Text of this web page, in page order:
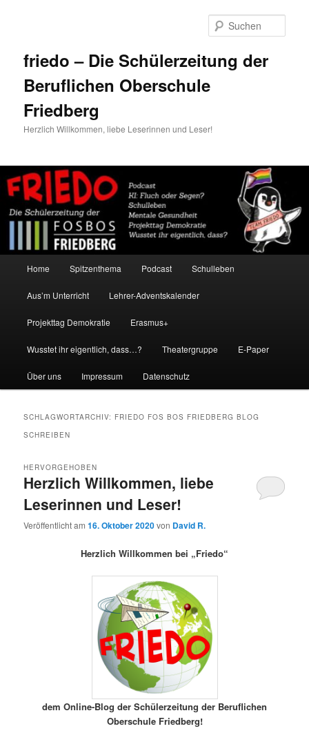
friedo – Die Schülerzeitung der
Beruflichen Oberschule
Friedberg
Herzlich Willkommen, liebe Leserinnen und Leser!
Home Spitzenthema Podcast Schulleben
Aus’m Unterricht Lehrer-Adventskalender
Projekttag Demokratie Erasmus+
Wusstet ihr eigentlich, dass…? Theatergruppe E-Paper
Über uns Impressum Datenschutz
SCHLAGWORTARCHIV: FRIEDO FOS BOS FRIEDBERG BLOG
SCHREIBEN
Herzlich Willkommen, liebe
Leserinnen und Leser!
HERVORGEHOBEN
Veröffentlicht am16. Oktober 2020von David R.
Herzlich Willkommen bei „Friedo“
dem Online-Blog der Schülerzeitung der Beruflichen
Oberschule Friedberg!